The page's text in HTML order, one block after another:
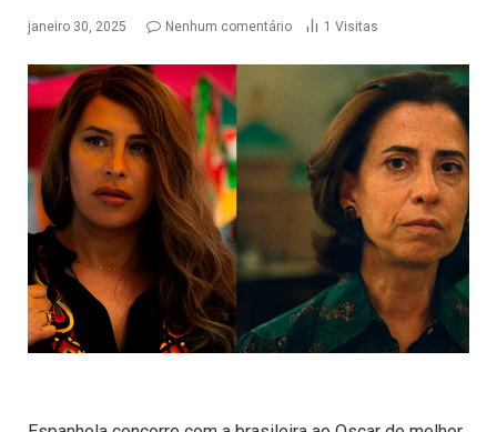
janeiro 30, 2025 Nenhum comentário 1 Visitas